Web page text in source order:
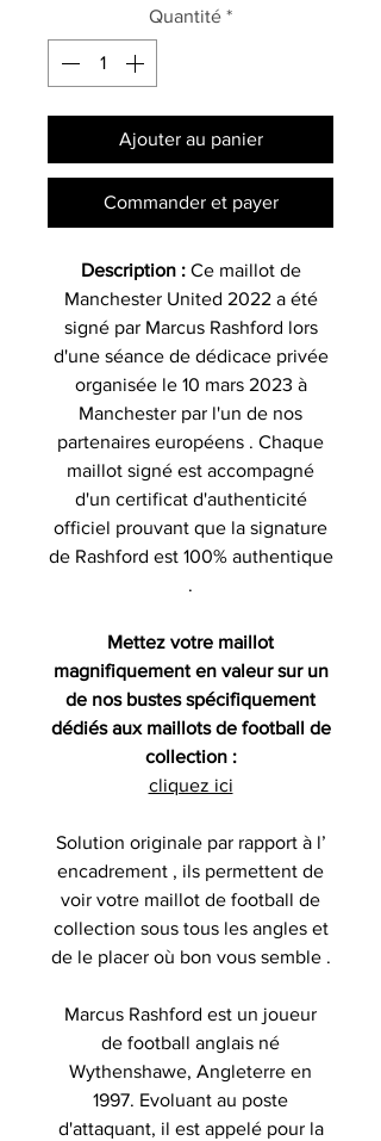
Quantité *
Ajouter au panier
Commander et payer
Description :Ce maillot de
Manchester United 2022 a été
signé par Marcus Rashford lors
d'une séance de dédicace privée
organisée le 10 mars 2023 à
Manchester par l'un de nos
partenaires européens . Chaque
maillot signé est accompagné
d'un certificat d'authenticité
officiel prouvant que la signature
de Rashford est 100% authentique
.
Mettez votre maillot
magnifiquement en valeur sur un
de nos bustes spécifiquement
dédiés aux maillots de football de
collection :
cliquez ici
Solution originale par rapport à l’
encadrement , ils permettent de
voir votre maillot de football de
collection sous tous les angles et
de le placer où bon vous semble .
Marcus Rashford est un joueur
de football anglais né
Wythenshawe, Angleterre en
1997. Evoluant au poste
d'attaquant, il est appelé pour la